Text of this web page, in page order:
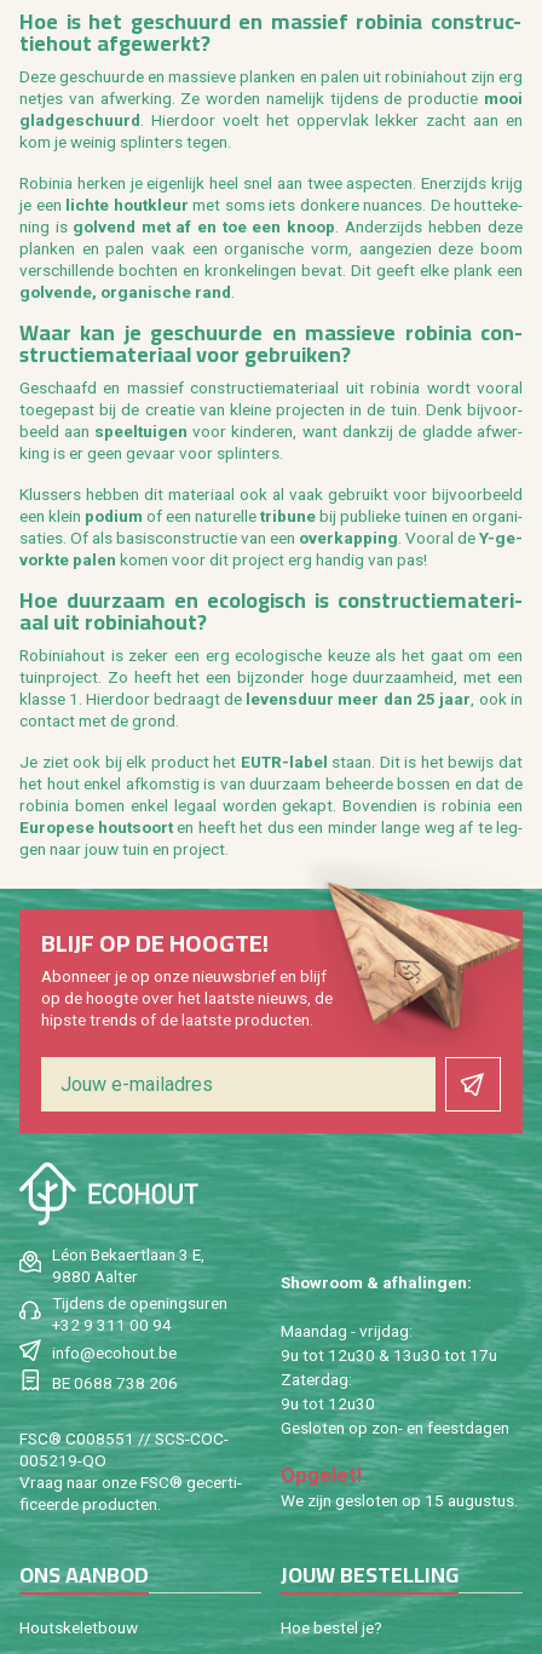
Hoe is het ge­schuurd en mas­sief ro­bi­nia con­struc­
tie­hout af­ge­werkt?
Deze ge­schuur­de en mas­sie­ve plan­ken en palen uit ro­bi­nia­hout zijn erg
net­jes van af­wer­king. Ze wor­den na­me­lijk tij­dens de pro­duc­tie mooi
glad­ge­schuurd . Hier­door voelt het op­per­vlak lek­ker zacht aan en
kom je wei­nig splin­ters tegen.
Ro­bi­nia her­ken je ei­gen­lijk heel snel aan twee as­pec­ten. Ener­zijds krijg
je een lich­te hout­kleur met soms iets don­ke­re nu­an­ces. De hout­te­ke­
ning is gol­vend met af en toe een knoop . An­der­zijds heb­ben deze
plan­ken en palen vaak een or­ga­ni­sche vorm, aan­ge­zien deze boom
ver­schil­len­de boch­ten en kron­ke­lin­gen bevat. Dit geeft elke plank een
gol­ven­de, or­ga­ni­sche rand
Waar kan je ge­schuur­de en mas­sie­ve ro­bi­nia con­
struc­tie­ma­te­ri­aal voor ge­brui­ken?
Ge­schaafd en mas­sief con­struc­tie­ma­te­ri­aal uit ro­bi­nia wordt voor­al
toe­ge­past bij de cre­a­tie van klei­ne pro­jec­ten in de tuin. Denk bij­voor­
beeld aan speel­tui­gen voor kin­de­ren, want dank­zij de glad­de af­wer­
king is er geen ge­vaar voor splin­ters.
Klus­sers heb­ben dit ma­te­ri­aal ook al vaak ge­bruikt voor bij­voor­beeld
een klein po­di­um of een na­tu­rel­letri­bu­nebij pu­blie­ke tui­nen en or­ga­ni­
sa­ties. Of als ba­sis­con­struc­tie van een over­kap­ping . Voor­al deY-ge­
vork­te palen komen voor dit pro­ject erg han­dig van pas!
Hoe duur­zaam en eco­lo­gisch is con­struc­tie­ma­te­ri­
aal uit ro­bi­nia­hout?
Ro­bi­nia­hout is zeker een erg eco­lo­gi­sche keuze als het gaat om een
tuin­pro­ject. Zo heeft het een bij­zon­der hoge duur­zaam­heid, met een
klas­se 1. Hier­door be­draagt de le­vens­duur meer dan 25 jaar , ook in
con­tact met de grond.
Je ziet ook bij elk pro­duct het EUTR-label staan. Dit is het be­wijs dat
het hout enkel af­kom­stig is van duur­zaam be­heer­de bos­sen en dat de
ro­bi­nia bomen enkel le­gaal wor­den ge­kapt. Bo­ven­dien is ro­bi­nia een
Eu­ro­pe­se hout­soorten heeft het dus een min­der lange weg af te leg­
gen naar jouw tuin en pro­ject.
Léon Be­kaert­laan 3 E,
9880 Aal­ter
Tij­dens de ope­nings­uren
+32 9 311 00 94
info@​ecohout.​be
BE 0688 738 206
FSC® C008551 // SCS-COC-
005219-QO
Vraag naar onze FSC® ge­cer­ti­
fi­ceer­de pro­duc­ten.
Show­room & af­ha­lin­gen:
Maan­dag - vrij­dag:
9u tot 12u30 & 13u30 tot 17u
Za­ter­dag:
9u tot 12u30
Ge­slo­ten op zon- en feest­da­gen
Op­ge­let!
We zijn ge­slo­ten op 15 au­gus­tus.
BLIJF OP DE HOOG­TE!
Abon­neer je op onze nieuws­brief en blijf
op de hoog­te over het laat­ste nieuws, de
hip­s­te trends of de laat­ste pro­duc­ten.
ONS AAN­BOD
Houtske­let­bouw
JOUW BE­STEL­LING
Hoe be­stel je?